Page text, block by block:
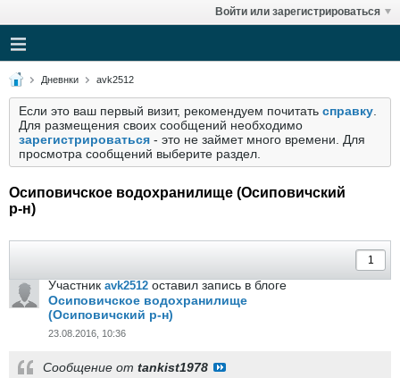
Войти или зарегистрироваться
Дневнки avk2512
Если это ваш первый визит, рекомендуем почитать справку
Для размещения своих сообщений необходимо
зарегистрироваться - это не займет много времени. Для
просмотра сообщений выберите раздел.
Осиповичское водохранилище (Осиповичский
р-н)
Участник avk2512 оставил запись в блоге
Осиповичское водохранилище
(Осиповичский р-н)
23.08.2016, 10:36
Сообщение от tankist1978